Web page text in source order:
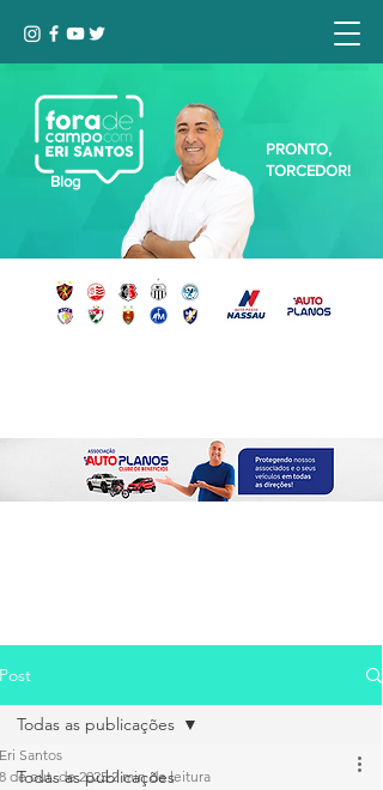
Blog
PRONTO,
TORCEDOR!
Post
Todas as publicações
Todas as publicações
Eri Santos
8 de out. de 2025 2 min de leitura